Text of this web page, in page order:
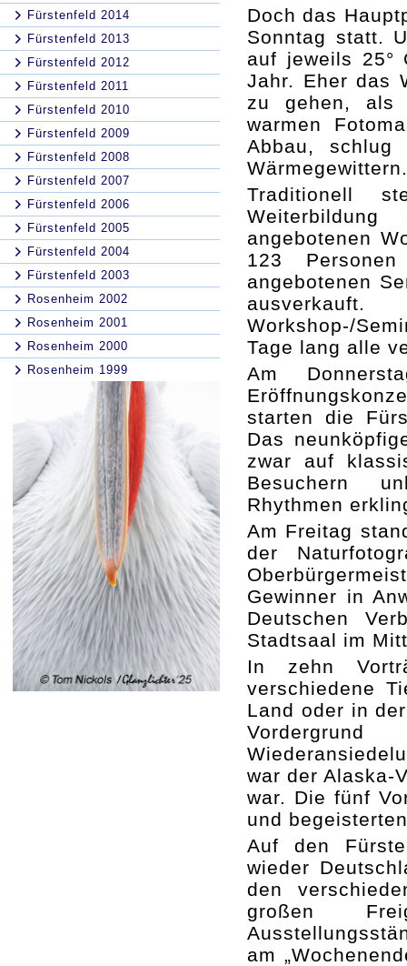
Fürstenfeld 2014
Fürstenfeld 2013
Fürstenfeld 2012
Fürstenfeld 2011
Fürstenfeld 2010
Fürstenfeld 2009
Fürstenfeld 2008
Fürstenfeld 2007
Fürstenfeld 2006
Fürstenfeld 2005
Fürstenfeld 2004
Fürstenfeld 2003
Rosenheim 2002
Rosenheim 2001
Rosenheim 2000
Rosenheim 1999
Doch das
Sonntag statt.
auf jeweils 25°
Jahr. Eher das
zu gehen, als
warmen
Abbau,
Wärmegewittern.
Traditionell
angebotenen
123
angebotenen
Workshop-/
Tage lang alle
Am
starten die
Das
zwar auf
Besuchern
Rhythmen
Am Freitag
der
Gewinner in
Deutschen
Stadtsaal im
In zehn
verschiedene
Land oder in
war der Alaska-
war. Die fünf
und
Auf den
wieder
den
großen
am